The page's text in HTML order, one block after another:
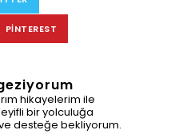
PINTEREST
hikayelerim ile
bir yolculuğa
desteğe bekliyorum.